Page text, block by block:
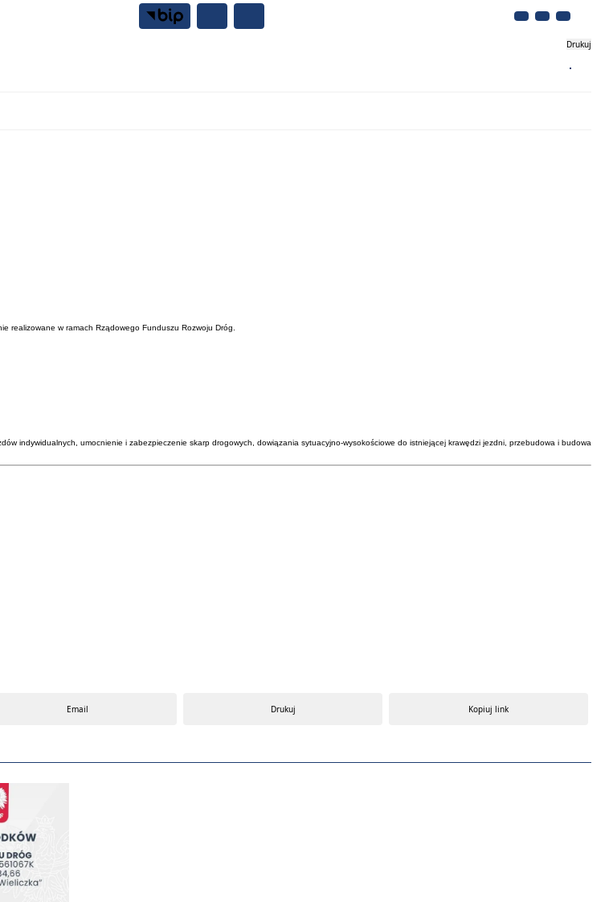
Drukuj
realizowane w ramach Rządowego Funduszu Rozwoju Dróg.
indywidualnych, umocnienie i zabezpieczenie skarp drogowych, dowiązania sytuacyjno-wysokościowe do istniejącej krawędzi jezdni, przebudowa i budowa
Email Drukuj Kopiuj link